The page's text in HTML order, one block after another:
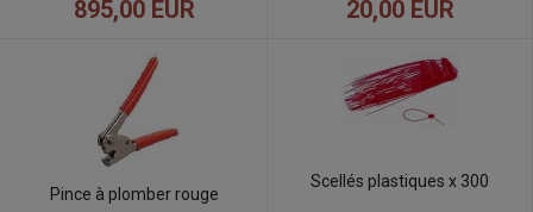
895,00 EUR 20,00 EUR
Pince à plomber rouge
Scellés plastiques x 300